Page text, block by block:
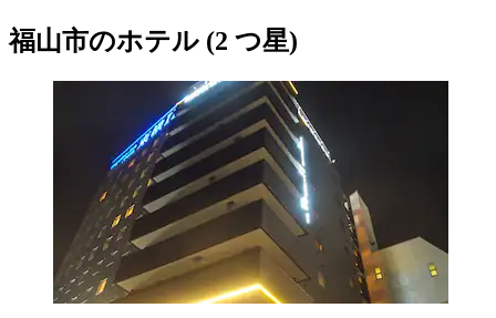
福山市のホテル (2 つ星)